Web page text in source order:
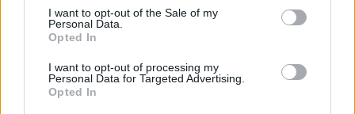
consent section.
I want to opt-out of the Sale of my
Personal Data.
Opted In
I want to opt-out of processing my
Personal Data for Targeted Advertising.
Opted In
Bullhoz?